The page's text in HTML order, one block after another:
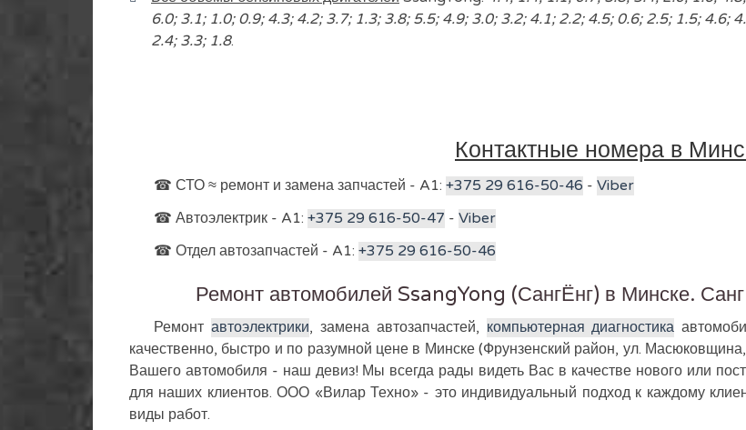
6.0; 3.1; 1.0; 0.9; 4.3; 4.2; 3.7; 1.3; 3.8; 5.5; 4.9; 3.0; 3.2; 4.1; 2.2; 4.5; 0.6; 2.5; 1.5; 4.6;
2.4; 3.3; 1.8.
Контактные номера в
☎ СТО ≈ ремонт и замена запчастей - A1:+375 29 616-50-46 -Viber
☎ Автоэлектрик - A1:+375 29 616-50-47 -Viber
☎ Отдел автозапчастей - A1:+375 29 616-50-46
Ремонт автомобилей SsangYong (СангЁнг) в Минске.
Ремонтавтоэлектрики, замена автозапчастей, компьютерная диагностика
качественно, быстро и по разумной цене в Минске (Фрунзенский район, ул.
Вашего автомобиля - наш девиз! Мы всегда рады видеть Вас в качестве нового или
для наших клиентов. ООО «Вилар Техно» - это индивидуальный подход к каждому
виды работ.